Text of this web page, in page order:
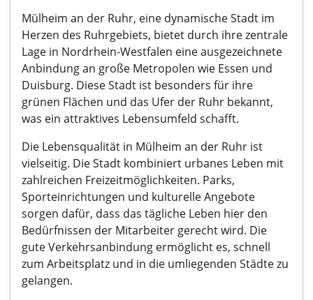
Mülheim an der Ruhr, eine dynamische Stadt im
Herzen des Ruhrgebiets, bietet durch ihre zentrale
Lage in Nordrhein-Westfalen eine ausgezeichnete
Anbindung an große Metropolen wie Essen und
Duisburg. Diese Stadt ist besonders für ihre
grünen Flächen und das Ufer der Ruhr bekannt,
was ein attraktives Lebensumfeld schafft.
Die Lebensqualität in Mülheim an der Ruhr ist
vielseitig. Die Stadt kombiniert urbanes Leben mit
zahlreichen Freizeitmöglichkeiten. Parks,
Sporteinrichtungen und kulturelle Angebote
sorgen dafür, dass das tägliche Leben hier den
Bedürfnissen der Mitarbeiter gerecht wird. Die
gute Verkehrsanbindung ermöglicht es, schnell
zum Arbeitsplatz und in die umliegenden Städte zu
gelangen.